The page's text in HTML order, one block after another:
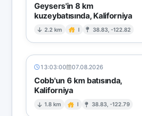
Geysers'in 8 km
kuzeybatısında, Kaliforniya
2.2 km I 38.83, -122.82
13:03:00 07.08.2026
Cobb'un 6 km batısında,
Kaliforniya
1.8 km I 38.83, -122.79